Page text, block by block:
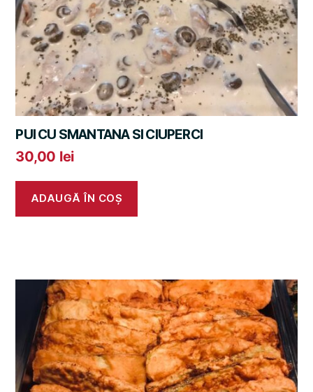
PUI CU SMANTANA SI CIUPERCI
30,00 lei
ADAUGĂ ÎN COȘ